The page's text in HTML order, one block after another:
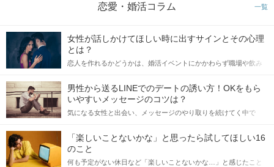
個室だから周りも気にならない！
印象をチェックするメモ機能も搭載！
恋愛・婚活コラム 一覧
女性が話しかけてほしい時に出すサインとその心理
とは？
恋人を作れるかどうかは、婚活イベントにかかわらず職場や飲み
てアプローチできるかにも左右されます。 これから恋人作りを本
格的に始めようとしている方は、女性が異性を求めて出すサイン
をしっかりと理解し、正しい行動に移せるかどうかが重要。 この
記事では、女性が話しかけて欲しい時に出すサインとその心理を
合にどのような行動に繋げるべきかをご紹介していきます。
男性から送るLINEでのデートの誘い方！OKをもら
いやすいメッセージのコツは？
気になる女性と出会い、メッセージのやり取りを続けてく中で
しかし、中には「どう誘ったらいいの？」とお困りの男性もいら
っしゃるのではないでしょうか。 そこで今回は、男性から女性へ
送るLINEでのデートの誘い方のコツをご紹介します。例文も混じ
えながら解説するので、ぜひ参考にしてください。
「楽しいことないかな」と思ったら試してほしい16
のこと
何も予定がない休日など「楽しいことないかな…」と感じたこと